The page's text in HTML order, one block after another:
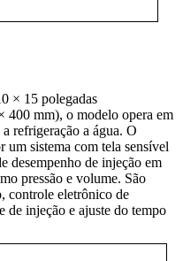
× 15 polegadas
400 mm), o modelo opera em
refrigeração a água. O
um sistema com tela sensível
desempenho de injeção em
pressão e volume. São
controle eletrônico de
de injeção e ajuste do tempo